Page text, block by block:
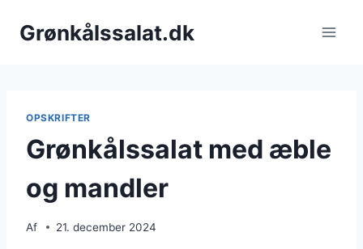
Grønkålssalat.dk
OPSKRIFTER
Grønkålssalat med æble
og mandler
Af 21. december 2024